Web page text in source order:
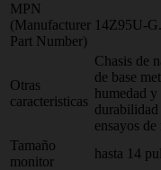
MPN
(Manufacturer
Part Number)
14Z95U-
Otras
caracteristicas
Chasis de
de base
humedad
ensayos de
Tamaño
monitor
hasta 14